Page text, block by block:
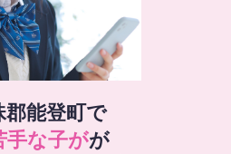
郡能登町で
手な子がが